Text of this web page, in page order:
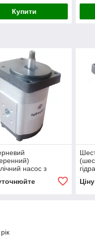
Купити
насос з
Hydro-pack
C14X155
H